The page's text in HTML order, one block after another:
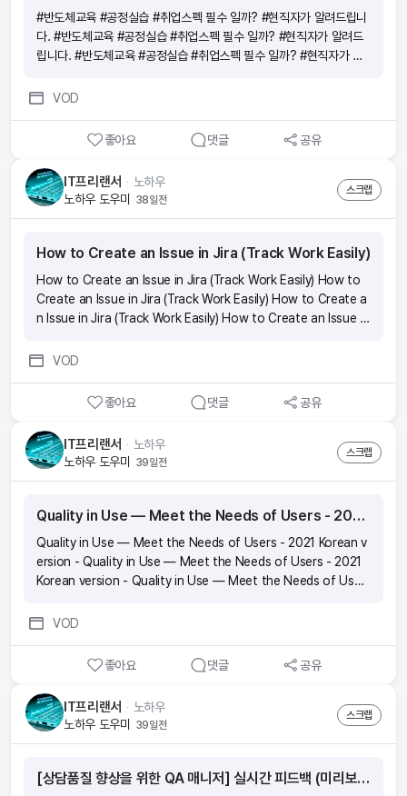
#반도체교육 #공정실습 #취업스펙 필수 일까? #현직자가 알려드립니
다. #반도체교육 #공정실습 #취업스펙 필수 일까? #현직자가 알려드
립니다. #반도체교육 #공정실습 #취업스펙 필수 일까? #현직자가 알
알려드립니다.
VOD
좋아요 댓글 공유
IT프리랜서 ᆞ 노하우
노하우 도우미 38일전
스크랩
How to Create an Issue in Jira (Track Work Easily)
How to Create an Issue in Jira (Track Work Easily) How to
Create an Issue in Jira (Track Work Easily) How to Create a
n Issue in Jira (Track Work Easily) How to Create an Issue in
VOD
좋아요 댓글 공유
IT프리랜서 ᆞ 노하우
노하우 도우미 39일전
스크랩
Quality in Use — Meet the Needs of Users - 2021 Korean version -
Quality in Use — Meet the Needs of Users - 2021 Korean v
ersion - Quality in Use — Meet the Needs of Users - 2021
Korean version - Quality in Use — Meet the Needs of User
of Users - 2021 Korean version -
VOD
좋아요 댓글 공유
IT프리랜서 ᆞ 노하우
노하우 도우미 39일전
스크랩
[상담품질 향상을 위한 QA 매니저] 실시간 피드백 (미리보기)